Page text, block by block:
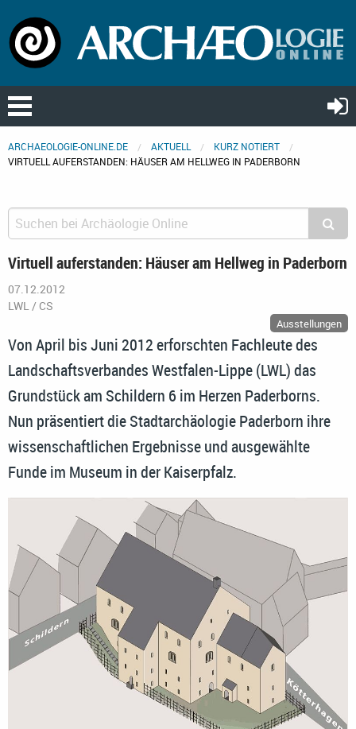
ARCHAEOLOGIE-ONLINE.DE AKTUELL
KURZ NOTIERT
VIRTUELL AUFERSTANDEN: HÄUSER AM HELLWEG IN PADERBORN
Virtuell auferstanden: Häuser am Hellweg in Paderborn
07.12.2012
LWL / CS
Ausstellungen
Von April bis Juni 2012 erforschten Fachleute des
Landschaftsverbandes Westfalen-Lippe (LWL) das
Grundstück am Schildern 6 im Herzen Paderborns.
Nun präsentiert die Stadtarchäologie Paderborn ihre
wissenschaftlichen Ergebnisse und ausgewählte
Funde im Museum in der Kaiserpfalz.